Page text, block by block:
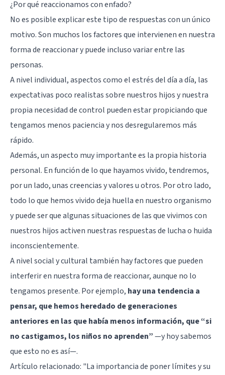
¿Por qué reaccionamos con enfado?
No es posible explicar este tipo de respuestas con un único
motivo. Son muchos los factores que intervienen en nuestra
forma de reaccionar y puede incluso variar entre las
personas.
A nivel individual, aspectos como el estrés del día a día, las
expectativas poco realistas sobre nuestros hijos y nuestra
propia necesidad de control pueden estar propiciando que
tengamos menos paciencia y nos desregularemos más
rápido.
Además, un aspecto muy importante es la propia historia
personal. En función de lo que hayamos vivido, tendremos,
por un lado, unas creencias y valores u otros. Por otro lado,
todo lo que hemos vivido deja huella en nuestro organismo
y puede ser que algunas situaciones de las que vivimos con
nuestros hijos activen nuestras respuestas de lucha o huida
inconscientemente.
A nivel social y cultural también hay factores que pueden
interferir en nuestra forma de reaccionar, aunque no lo
tengamos presente. Por ejemplo, hay una tendencia a
pensar, que hemos heredado de generaciones
anteriores en las que había menos información, que “si
no castigamos, los niños no aprenden”—y hoy sabemos
que esto no es así—.
Artículo relacionado: "La importancia de poner límites y su